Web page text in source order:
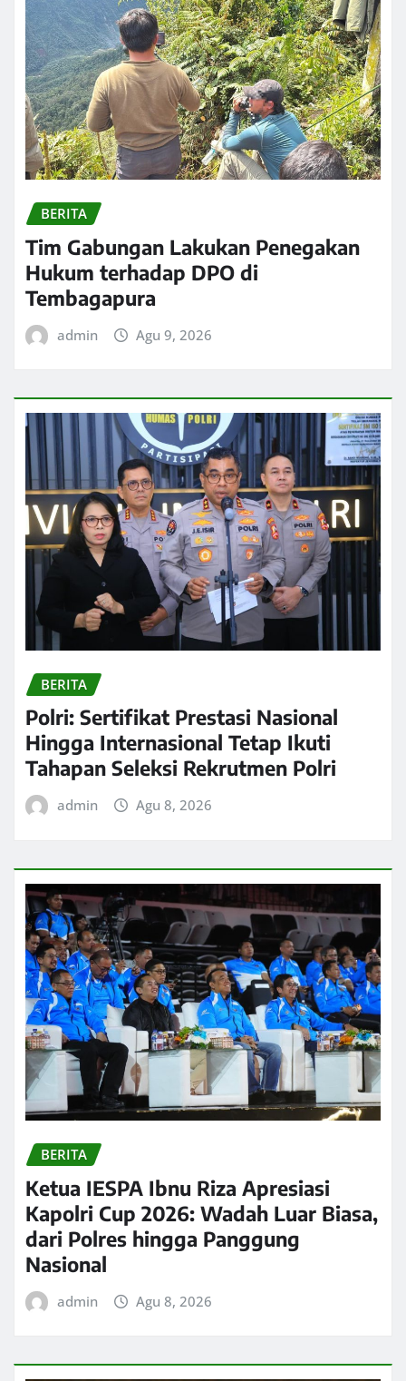
BERITA
Tim Gabungan Lakukan Penegakan
Hukum terhadap DPO di
Tembagapura
admin Agu 9, 2026
BERITA
Polri: Sertifikat Prestasi Nasional
Hingga Internasional Tetap Ikuti
Tahapan Seleksi Rekrutmen Polri
admin Agu 8, 2026
BERITA
Ketua IESPA Ibnu Riza Apresiasi
Kapolri Cup 2026: Wadah Luar Biasa,
dari Polres hingga Panggung
Nasional
admin Agu 8, 2026